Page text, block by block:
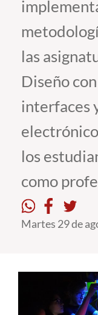
Pregrado
Postgrado
Formación Continua
Académicos
Funcionarios
Alumni
English
las
Diseño
interfaces
los
como
Martes 29 de